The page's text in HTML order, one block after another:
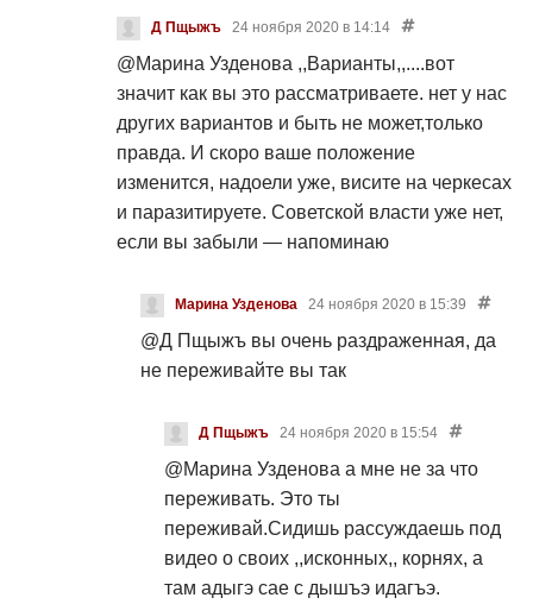
карачеркесы вы были — тоже помнят. (
надеюсь, перевод не нужен). Так что ... И
тебе не хворать
Д Пщыжъ 24 ноября 2020 в 14:14
@Марина Узденова ,,Варианты,,....вот
значит как вы это рассматриваете. нет у нас
других вариантов и быть не может,только
правда. И скоро ваше положение
изменится, надоели уже, висите на черкесах
и паразитируете. Советской власти уже нет,
если вы забыли — напоминаю
Марина Узденова 24 ноября 2020 в 15:39
@Д Пщыжъвы очень раздраженная, да
не переживайте вы так
Д Пщыжъ 24 ноября 2020 в 15:54
@Марина Узденова а мне не за что
переживать. Это ты
переживай.Сидишь рассуждаешь под
видео о своих ,,исконных,, корнях, а
там адыгэ сае с дышъэ идагъэ.